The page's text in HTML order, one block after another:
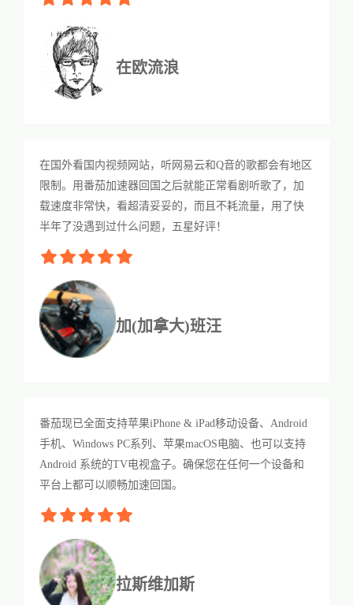
在欧流浪
在国外看国内视频网站，听网易云和Q音的歌都会有地区
限制。用番茄加速器回国之后就能正常看剧听歌了，加
载速度非常快，看超清妥妥的，而且不耗流量，用了快
半年了没遇到过什么问题，五星好评！
加(加拿大)班汪
番茄现已全面支持苹果iPhone & iPad移动设备、Android
手机、Windows PC系列、苹果macOS电脑、也可以支持
Android 系统的TV电视盒子。确保您在任何一个设备和
平台上都可以顺畅加速回国。
拉斯维加斯